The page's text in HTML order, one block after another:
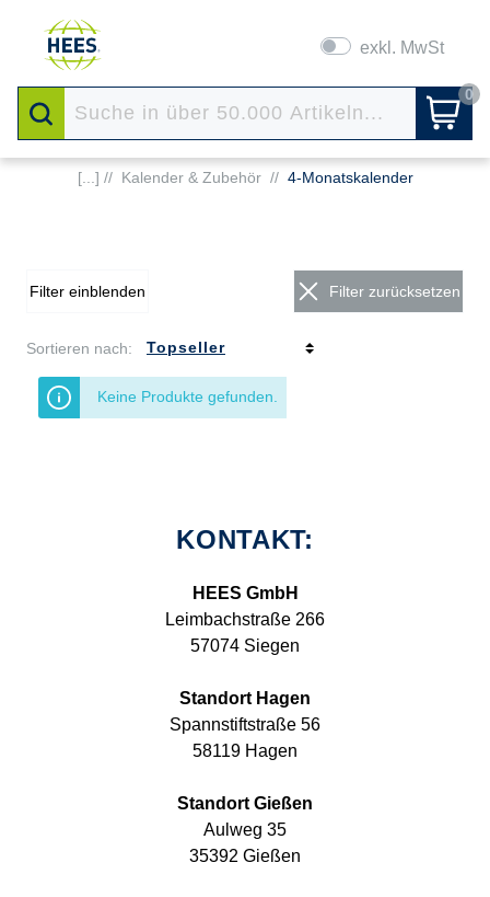
exkl. MwSt
0
[...] // Kalender & Zubehör // 4-Monatskalender
Filter einblenden Filter zurücksetzen
Sortieren nach:
Keine Produkte gefunden.
KONTAKT:
HEES GmbH
Leimbachstraße 266
57074 Siegen
Standort Hagen
Spannstiftstraße 56
58119 Hagen
Standort Gießen
Aulweg 35
35392 Gießen